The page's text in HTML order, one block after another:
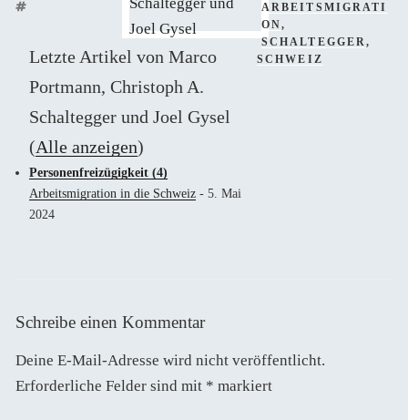
Letzte Artikel von Marco
Portmann, Christoph A.
Schaltegger und Joel Gysel
(Alle anzeigen)
Personenfreizügigkeit (4)
Arbeitsmigration in die Schweiz - 5. Mai
2024
SCHLAGWÖRTER
ARBEITSMIGRATI
ON,
SCHALTEGGER,
SCHWEIZ
Schreibe einen Kommentar
Deine E-Mail-Adresse wird nicht veröffentlicht.
Erforderliche Felder sind mit * markiert